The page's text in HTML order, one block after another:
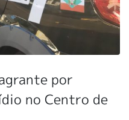
por
no Centro de